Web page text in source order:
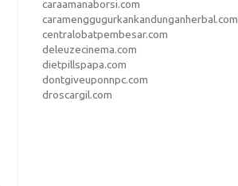
caraamanaborsi.com
caramenggugurkankandunganherbal.com
centralobatpembesar.com
deleuzecinema.com
dietpillspapa.com
dontgiveuponnpc.com
droscargil.com